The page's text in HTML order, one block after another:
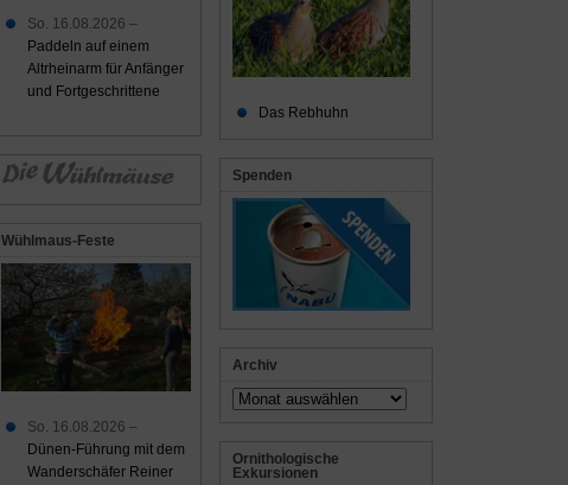
Das Rebhuhn
Spenden
Archiv
Archiv
Ornithologische
Exkursionen
So. 16.08.2026 –
Paddeln auf einem
Altrheinarm für Anfänger
und Fortgeschrittene
Wühlmaus-Feste
So. 16.08.2026 –
Dünen-Führung mit dem
Wanderschäfer Reiner